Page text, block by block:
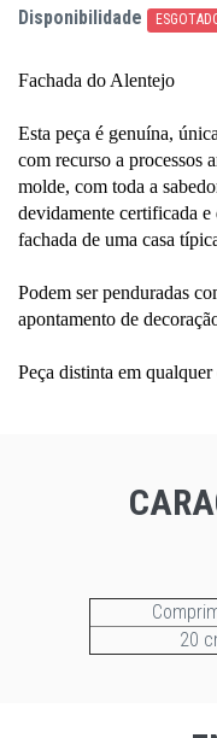
Disponibilidade
Fachada do Alentejo
​Esta peça é genuína,
com recurso a processos
molde, com toda a
devidamente certificada e
fachada de uma casa
Podem ser penduradas
apontamento de
Peça distinta em
20